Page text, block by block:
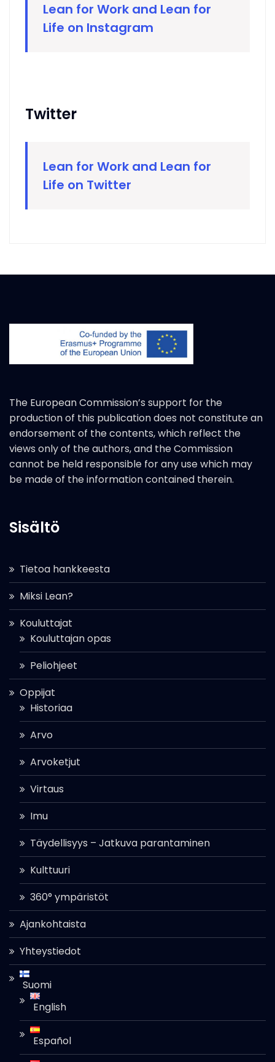
Lean for Work and Lean for
Life on Instagram
Twitter
Lean for Work and Lean for
Life on Twitter
The European Commission’s support for the
production of this publication does not constitute an
endorsement of the contents, which reflect the
views only of the authors, and the Commission
cannot be held responsible for any use which may
be made of the information contained therein.
Sisältö
Tietoa hankkeesta
Miksi Lean?
Kouluttajat
Kouluttajan opas
Peliohjeet
Oppijat
Historiaa
Arvo
Arvoketjut
Virtaus
Imu
Täydellisyys – Jatkuva parantaminen
Kulttuuri
360° ympäristöt
Ajankohtaista
Yhteystiedot
Suomi
English
Español